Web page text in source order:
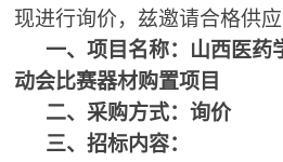
现进行询价，兹邀请合格供应
一、项目名称：山西医药
动会比赛器材购置项目
二、采购方式：询价
三、招标内容：